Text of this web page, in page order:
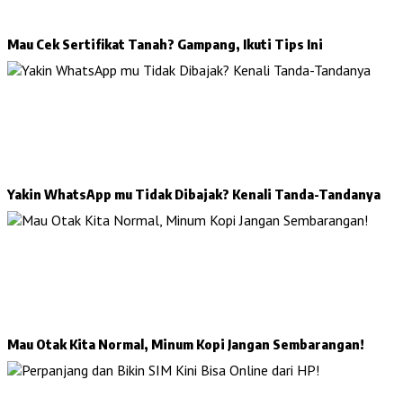
Mau Cek Sertifikat Tanah? Gampang, Ikuti Tips Ini
Yakin WhatsApp mu Tidak Dibajak? Kenali Tanda-Tandanya
Mau Otak Kita Normal, Minum Kopi Jangan Sembarangan!